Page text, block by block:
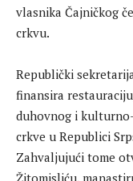
vlasnika Čajničkog
crkvu.
Republički
finansira
duhovnog i
crkve u Republici
Zahvaljujući tome
Žitomisliću,